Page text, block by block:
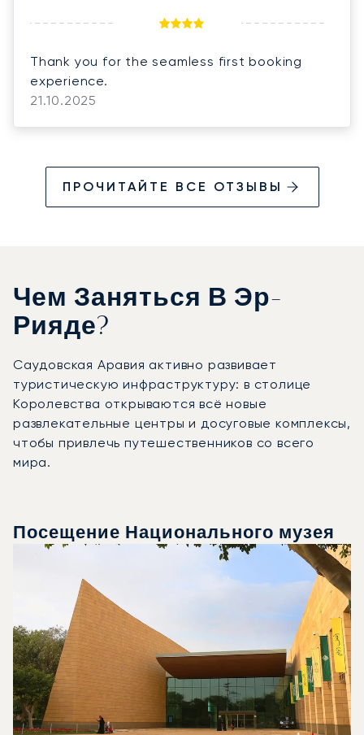
Thank you for the seamless first booking
experience.
21.10.2025
ПРОЧИТАЙТЕ ВСЕ ОТЗЫВЫ
Чем Заняться В Эр-
Рияде?
Саудовская Аравия активно развивает
туристическую инфраструктуру: в столице
Королевства открываются всё новые
развлекательные центры и досуговые комплексы,
чтобы привлечь путешественников со всего
мира.
Посещение Национального музея